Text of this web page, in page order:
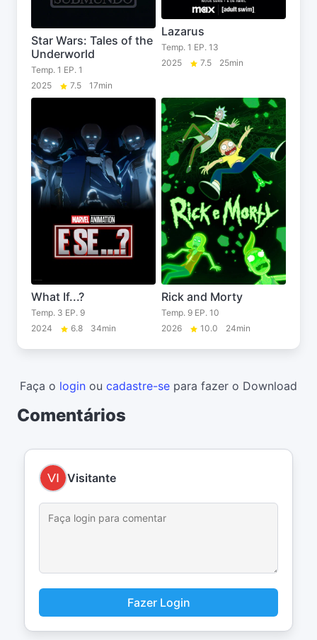
Star Wars: Tales of the
Underworld
Temp. 1 EP. 1
2025
7.5 17min
Lazarus
Temp. 1 EP. 13
2025
7.5 25min
What If...?
Temp. 3 EP. 9
2024
6.8 34min
Rick and Morty
Temp. 9 EP. 10
2026
10.0 24min
Faça o login ou cadastre-se para fazer o Download
Comentários
Visitante
Fazer Login